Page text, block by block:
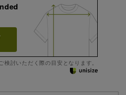
検討いただく際の目安となります。